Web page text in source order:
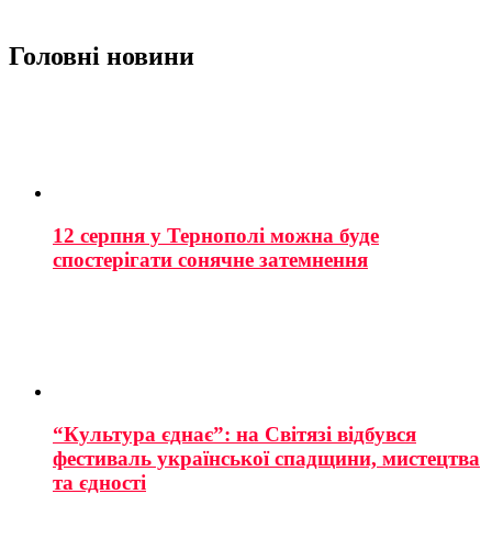
Головні новини
12 серпня у Тернополі можна буде
спостерігати сонячне затемнення
“Культура єднає”: на Світязі відбувся
фестиваль української спадщини, мистецтва
та єдності